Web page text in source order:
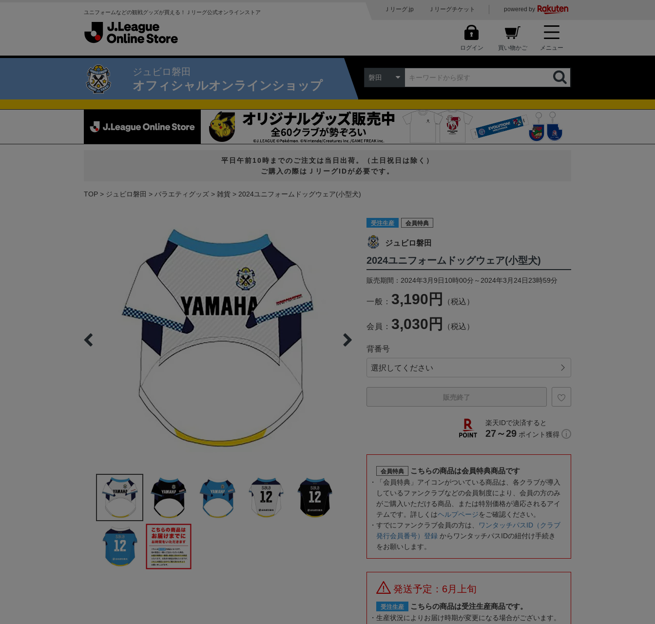
ユニフォームなどの観戦グッズが買える！Ｊリーグ公式オンラインストア Ｊリーグ.jp Ｊリーグチケット powered by
ログイン 買い物かご メニュー
ジュビロ磐田
オフィシャルオンラインショップ
磐田
平日午前10時までのご注文は当日出荷。（土日祝日は除く）
ご購入の際はＪリーグIDが必要です。
TOP ジュビロ磐田 バラエティグッズ 雑貨 2024ユニフォームドッグウェア(小型犬)
受注生産 会員特典
ジュビロ磐田
2024ユニフォームドッグウェア(小型犬)
販売期間：2024年3月9日10時00分～2024年3月24日23時59分
一般： 3,190円 （税込）
会員： 3,030円 （税込）
背番号
販売終了
楽天IDで決済すると
27～29 ポイント獲得
会員特典 こちらの商品は会員特典商品です
「会員特典」アイコンがついている商品は、各クラブが導入
しているファンクラブなどの会員制度により、会員の方のみ
がご購入いただける商品、または特別価格が適応されるアイ
テムです。詳しくはヘルプページをご確認ください。
すでにファンクラブ会員の方は、
ワンタッチパスID（クラブ
発行会員番号）登録 からワンタッチパスIDの紐付け手続き
をお願いします。
発送予定：6月上旬
受注生産 こちらの商品は受注生産商品です。
生産状況によりお届け時期が変更になる場合がございます。